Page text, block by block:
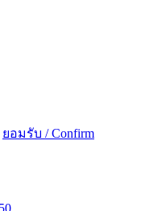
ยอมรับ / Confirm